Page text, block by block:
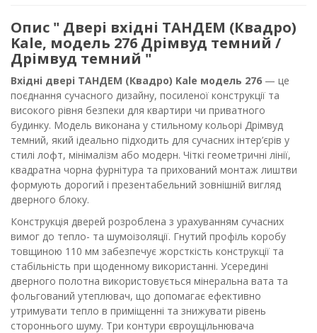
Опис " Двері вхідні ТАНДЕМ (Квадро)
Kale, модель 276 Дрімвуд темний /
Дрімвуд темний "
Вхідні двері ТАНДЕМ (Квадро) Kale модель 276 — це
поєднання сучасного дизайну, посиленої конструкції та
високого рівня безпеки для квартири чи приватного
будинку. Модель виконана у стильному кольорі Дрімвуд
темний, який ідеально підходить для сучасних інтер’єрів у
стилі лофт, мінімалізм або модерн. Чіткі геометричні лінії,
квадратна чорна фурнітура та прихований монтаж лиштви
формують дорогий і презентабельний зовнішній вигляд
дверного блоку.
Конструкція дверей розроблена з урахуванням сучасних
вимог до тепло- та шумоізоляції. Гнутий профіль коробу
товщиною 110 мм забезпечує жорсткість конструкції та
стабільність при щоденному використанні. Усередині
дверного полотна використовується мінеральна вата та
фольгований утеплювач, що допомагає ефективно
утримувати тепло в приміщенні та знижувати рівень
стороннього шуму. Три контури євроущільнювача